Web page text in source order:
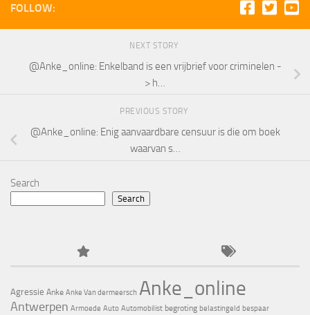
FOLLOW:
NEXT STORY
@Anke_online: Enkelband is een vrijbrief voor criminelen -
> h…
PREVIOUS STORY
@Anke_online: Enig aanvaardbare censuur is die om boek
waarvan s…
Search
Search
Agressie Anke Anke Van dermeersch Anke_online
Antwerpen Armoede Auto Automobilist begroting belastingeld bespaar